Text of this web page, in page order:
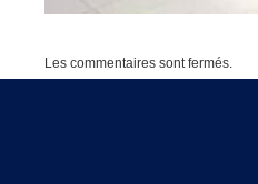
Les commentaires sont fermés.